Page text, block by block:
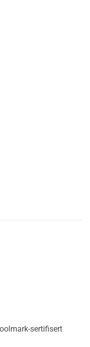
sertifisert